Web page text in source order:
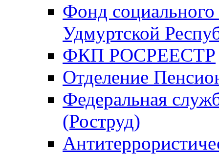
Фонд
Удмуртской
ФКП РОСРЕЕСТР
Отделение
Федеральная
(Роструд)